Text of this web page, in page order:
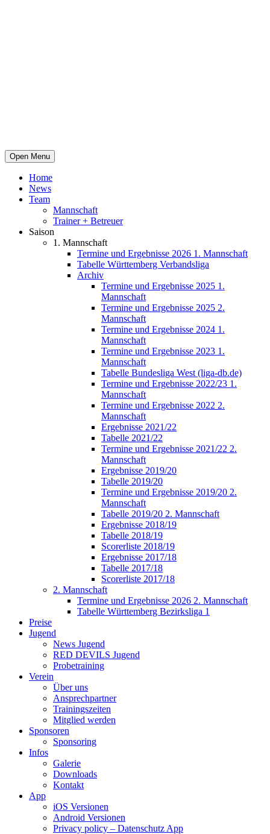
Open Menu
Home
News
Team
Mannschaft
Trainer + Betreuer
Saison
1. Mannschaft
Termine und Ergebnisse 2026 1. Mannschaft
Tabelle Württemberg Verbandsliga
Archiv
Termine und Ergebnisse 2025 1.
Mannschaft
Termine und Ergebnisse 2025 2.
Mannschaft
Termine und Ergebnisse 2024 1.
Mannschaft
Termine und Ergebnisse 2023 1.
Mannschaft
Tabelle Bundesliga West (liga-db.de)
Termine und Ergebnisse 2022/23 1.
Mannschaft
Termine und Ergebnisse 2022 2.
Mannschaft
Ergebnisse 2021/22
Tabelle 2021/22
Termine und Ergebnisse 2021/22 2.
Mannschaft
Ergebnisse 2019/20
Tabelle 2019/20
Termine und Ergebnisse 2019/20 2.
Mannschaft
Tabelle 2019/20 2. Mannschaft
Ergebnisse 2018/19
Tabelle 2018/19
Scorerliste 2018/19
Ergebnisse 2017/18
Tabelle 2017/18
Scorerliste 2017/18
2. Mannschaft
Termine und Ergebnisse 2026 2. Mannschaft
Tabelle Württemberg Bezirksliga 1
Preise
Jugend
News Jugend
RED DEVILS Jugend
Probetraining
Verein
Über uns
Ansprechpartner
Trainingszeiten
Mitglied werden
Sponsoren
Sponsoring
Infos
Galerie
Downloads
Kontakt
App
iOS Versionen
Android Versionen
Privacy policy – Datenschutz App